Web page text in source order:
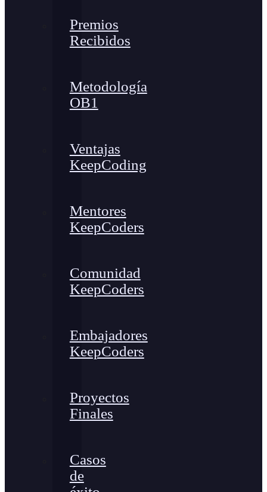
Premios
Recibidos
Metodología
OB1
Ventajas
KeepCoding
Mentores
KeepCoders
Comunidad
KeepCoders
Embajadores
KeepCoders
Proyectos
Finales
Casos
de